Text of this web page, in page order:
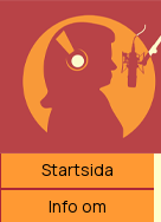
Startsida
Info om